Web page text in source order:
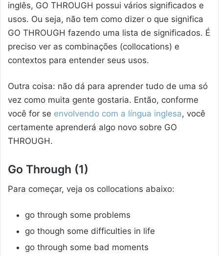
inglês, GO THROUGH possui vários significados e
usos. Ou seja, não tem como dizer o que significa
GO THROUGH fazendo uma lista de significados. É
preciso ver as combinações (collocations) e
contextos para entender seus usos.
Outra coisa: não dá para aprender tudo de uma só
vez como muita gente gostaria. Então, conforme
você for se envolvendo com a língua inglesa, você
certamente aprenderá algo novo sobre GO
THROUGH.
Go Through (1)
Para começar, veja os collocations abaixo:
go through some problems
go though some difficulties in life
go through some bad moments